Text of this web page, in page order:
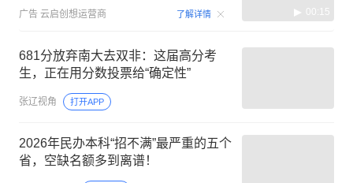
广告 云启创想运营商 了解详情 00:15
681分放弃南大去双非：这届高分考
生，正在用分数投票给“确定性”
张辽视角 打开APP
2026年民办本科“招不满”最严重的五个
省，空缺名额多到离谱！